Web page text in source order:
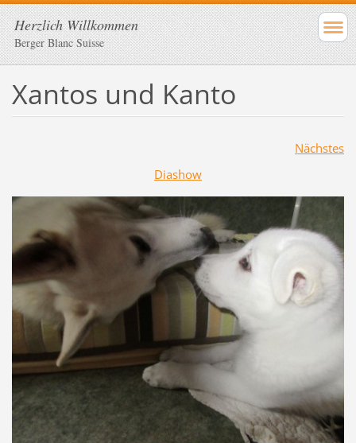
Herzlich Willkommen
Berger Blanc Suisse
Xantos und Kanto
Nächstes
Diashow